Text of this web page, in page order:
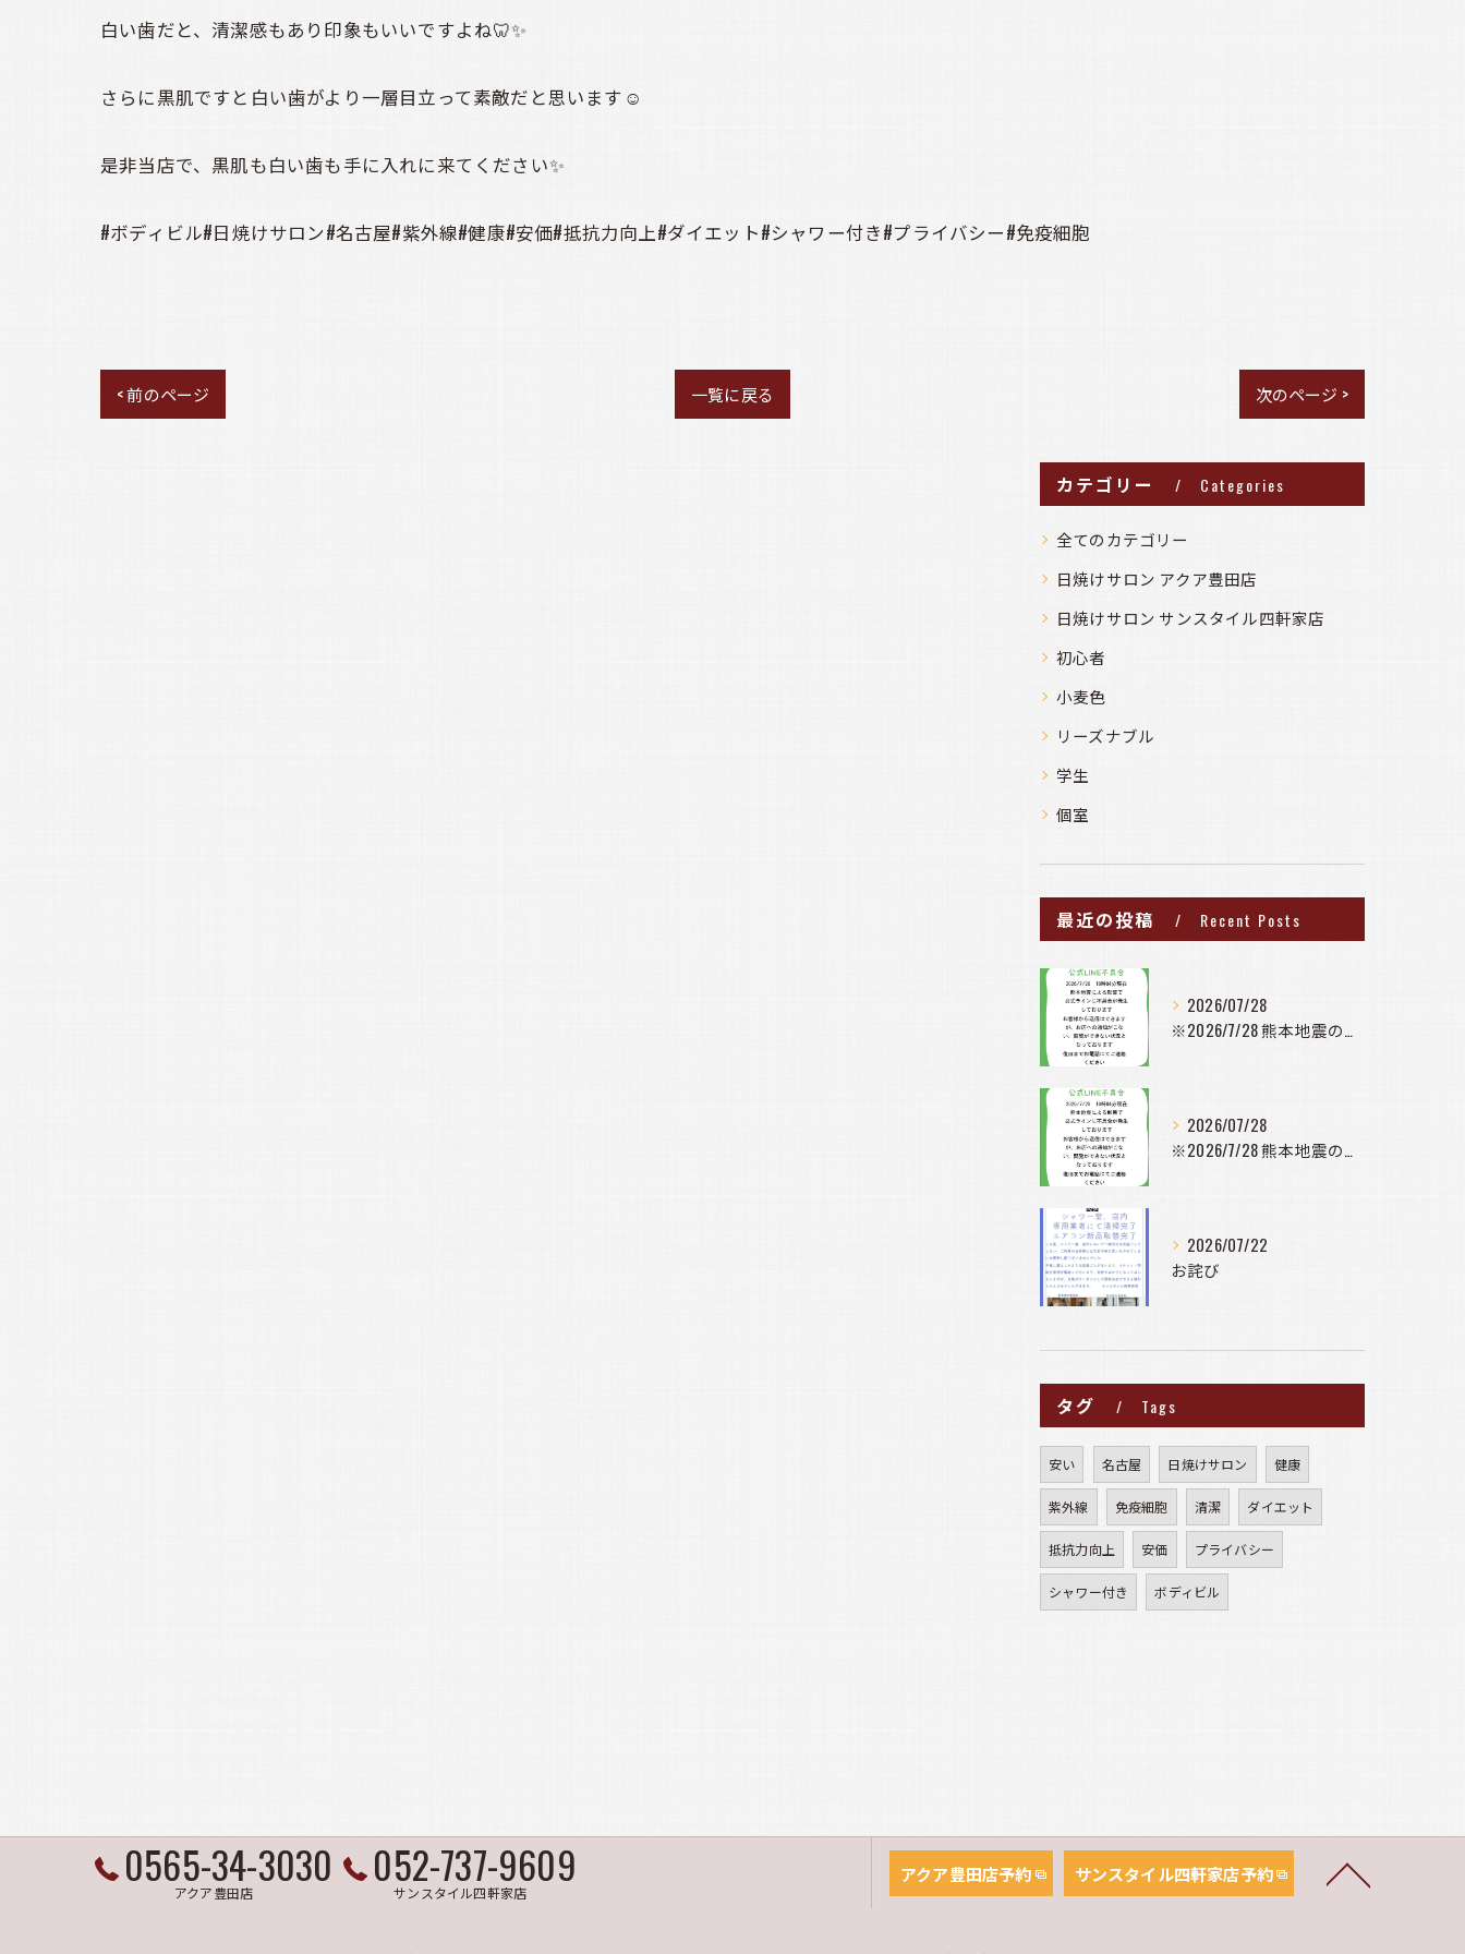
白い歯だと、清潔感もあり印象もいいですよね🦷✨
さらに黒肌ですと白い歯がより一層目立って素敵だと思います☺️
是非当店で、黒肌も白い歯も手に入れに来てください✨
#ボディビル#日焼けサロン#名古屋#紫外線#健康#安価#抵抗力向上#ダイエット#シャワー付き#プライバシー#免疫細胞
< 前のページ 一覧に戻る 次のページ >
カテゴリー Categories
全てのカテゴリー
日焼けサロン アクア豊田店
日焼けサロン サンスタイル四軒家店
初心者
小麦色
リーズナブル
学生
個室
最近の投稿 Recent Posts
2026/07/28
※2026/7/28 熊本地震の影響で公式ラインに不具合が発...
2026/07/28
※2026/7/28 熊本地震の影響で公式ラインに不具合が発...
2026/07/22
お詫び
タグ Tags
安い 名古屋 日焼けサロン 健康
紫外線 免疫細胞 清潔 ダイエット
抵抗力向上 安価 プライバシー
シャワー付き ボディビル
0565-34-3030
アクア豊田店
052-737-9609
サンスタイル四軒家店
アクア豊田店予約 サンスタイル四軒家店予約